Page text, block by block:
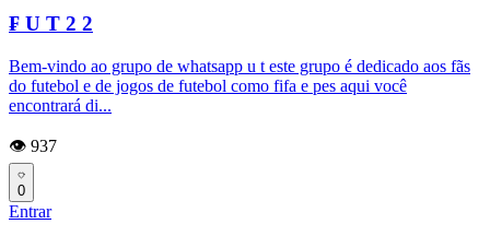
₣ U T 2 2
Bem-vindo ao grupo de whatsapp u t este grupo é dedicado aos fãs
do futebol e de jogos de futebol como fifa e pes aqui você
encontrará di...
👁️ 937
0
Entrar